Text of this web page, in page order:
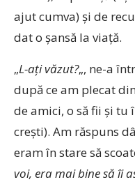
ajut cumva) şi de
dat o şansă la viaţă.
„L-aţi văzut?„, ne-a
după ce am plecat
de amici, o să fii şi tu
creşti). Am răspuns
eram în stare să
voi, era mai bine să îi